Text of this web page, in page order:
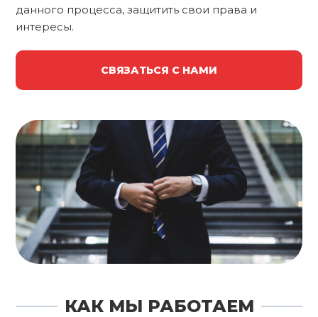
данного процесса, защитить свои права и
интересы.
СВЯЗАТЬСЯ С НАМИ
КАК МЫ РАБОТАЕМ